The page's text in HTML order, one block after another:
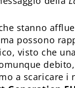
stanno
possono
visto che
a scaricare i